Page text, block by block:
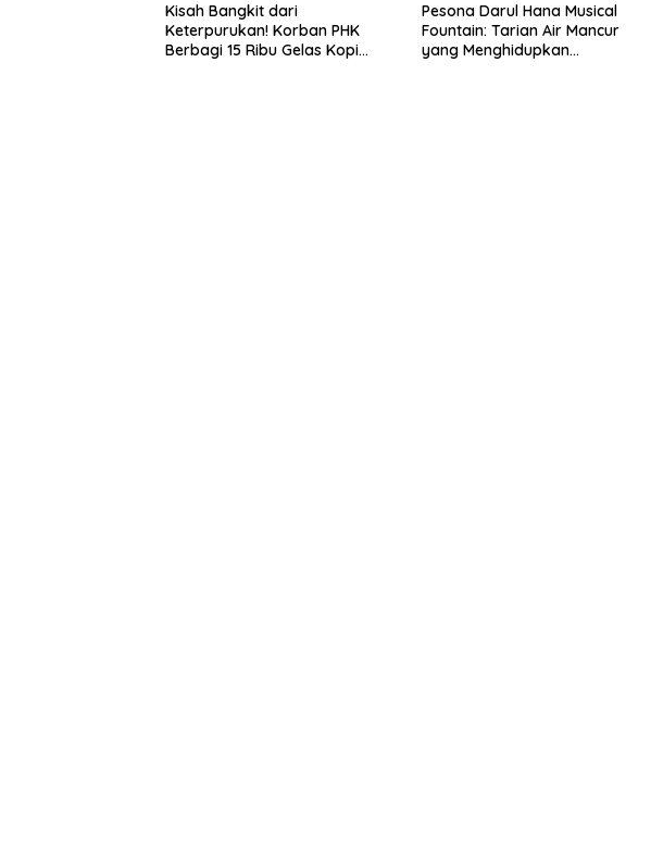
Kisah Bangkit dari
Keterpurukan! Korban PHK
Berbagi 15 Ribu Gelas Kopi
Pesona Darul Hana Musical
Fountain: Tarian Air Mancur
yang Menghidupkan